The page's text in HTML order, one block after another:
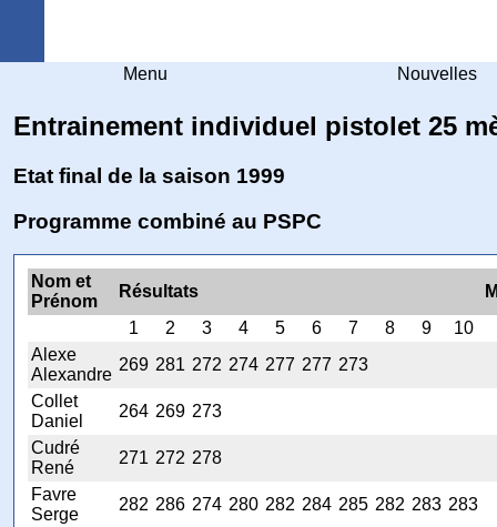
Menu Nouvelles
Entrainement individuel pistolet 25
Etat final de la saison 1999
Programme combiné au PSPC
Nom et
Prénom
Résultats
1
2 3 4 5 6 7 8 9
10
Alexe
Alexandre
269 281 272 274 277 277 273
Collet
Daniel
264 269 273
Cudré
René
271 272 278
Favre
Serge
282 286 274 280 282 284 285 282 283 283